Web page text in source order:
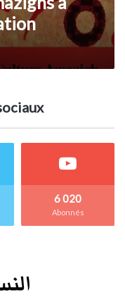
6 020
Abonnés